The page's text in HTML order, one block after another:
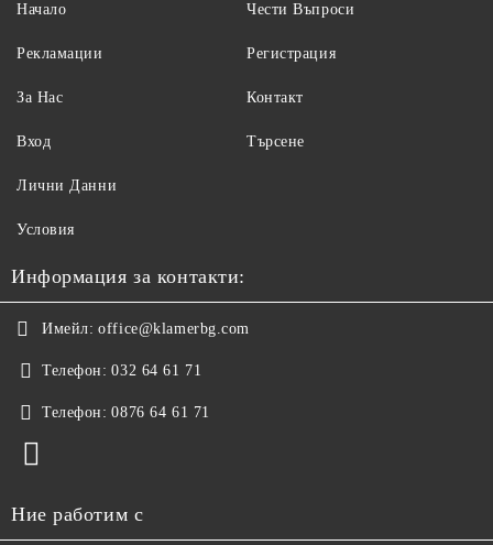
Начало
Рекламации
За Нас
Вход
Чести Въпроси
Регистрация
Контакт
Търсене
Лични Данни
Условия
Информация за контакти:
Имейл: office@klamerbg.com
Телефон: 032 64 61 71
Телефон: 0876 64 61 71
Ние работим с